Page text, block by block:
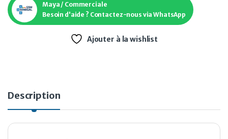
Maya / Commerciale
Besoin d'aide ? Contactez-nous via WhatsApp
Ajouter à la wishlist
Description